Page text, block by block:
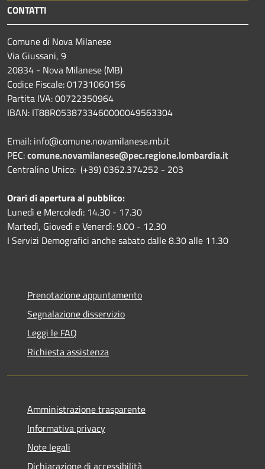
CONTATTI
Comune di Nova Milanese
Via Giussani, 9
20834 - Nova Milanese (MB)
Codice Fiscale: 01731060156
Partita IVA: 00722350964
IBAN: IT88R0538733460000049563304
Email: info@comune.novamilanese.mb.it
PEC:comune.novamilanese@pec.regione.lombardia.it
Centralino Unico: (+39) 0362.374252 - 203
Orari di apertura al pubblico:
Lunedì e Mercoledì: 14.30 - 17.30
Martedì, Giovedì e Venerdì: 9.00 - 12.30
I Servizi Demografici anche sabato dalle 8.30 alle 11.30
Prenotazione appuntamento
Segnalazione disservizio
Leggi le FAQ
Richiesta assistenza
Amministrazione trasparente
Informativa privacy
Note legali